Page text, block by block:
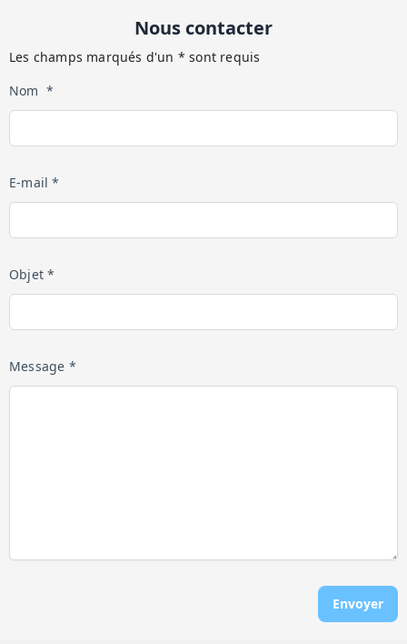
Nous contacter
Les champs marqués d'un * sont requis
Nom *
E-mail *
Objet *
Message *
Envoyer